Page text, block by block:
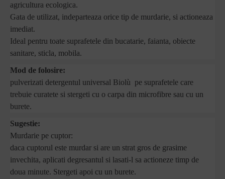
agricultura ecologica.
Gata de utilizat, indeparteaza orice tip de murdarie, si actioneaza
imediat.
Ideal pentru toate suprafetele din bucatarie, faianta, obiecte
sanitare, sticla, mobila.
Mod de folosire:
pulverizati detergentul universal Biolù pe suprafetele care
trebuie curatete si stergeti cu o carpa din microfibre sau cu un
burete.
Sugestie:
Murdarie pe cuptor:
daca cuptorul este murdar si are un strat gros de grasime
invechita, aplicati degresantul si lasati-l sa actioneze timp de
doua minute. Stergeti apoi cu un burete.